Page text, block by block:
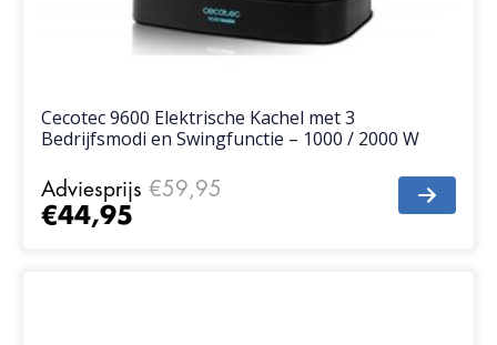
Cecotec 9600 Elektrische Kachel met 3
Bedrijfsmodi en Swingfunctie – 1000 / 2000 W
Adviesprijs €59,95
€44,95